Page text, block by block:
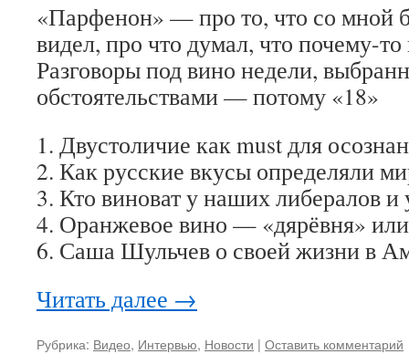
«Парфенон» — про то, что со мной
видел, про что думал, что почему-
Разговоры под вино недели,
обстоятельствами — потому «18»
1. Двустоличие как must для
2. Как русские вкусы определяли
3. Кто виноват у наших либералов и
4. Оранжевое вино — «дярёвня»
6. Саша Шульчев о своей жизни в
Читать далее →
Рубрика: Видео, Интервью, Новости | Оставить комментарий